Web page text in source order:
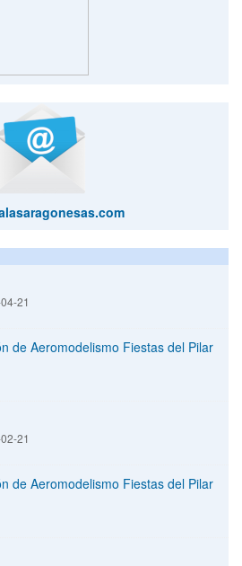
21
de Aeromodelismo Fiestas del Pilar
21
de Aeromodelismo Fiestas del Pilar